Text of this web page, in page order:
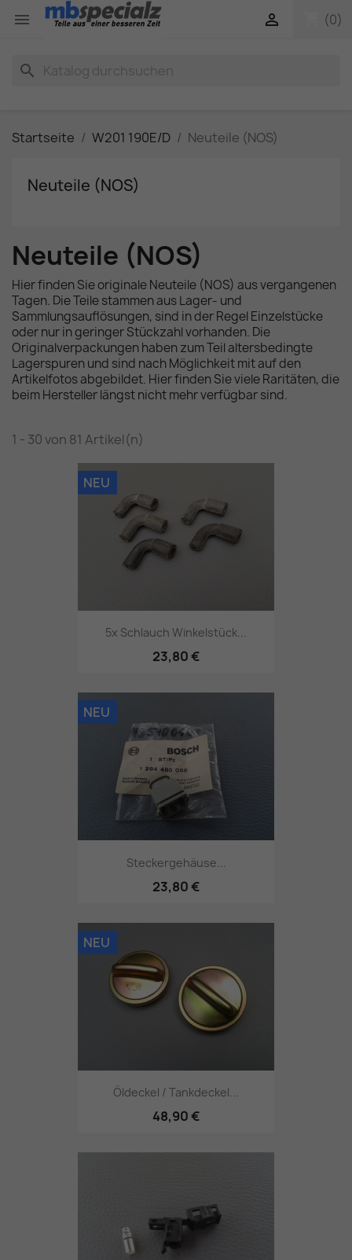
 (0)

search
Startseite W201 190E/D Neuteile (NOS)
Neuteile (NOS)
Neuteile (NOS)
Hier finden Sie originale Neuteile (NOS) aus vergangenen
Tagen. Die Teile stammen aus Lager- und
Sammlungsauflösungen, sind in der Regel Einzelstücke
oder nur in geringer Stückzahl vorhanden. Die
Originalverpackungen haben zum Teil altersbedingte
Lagerspuren und sind nach Möglichkeit mit auf den
Artikelfotos abgebildet. Hier finden Sie viele Raritäten, die
beim Hersteller längst nicht mehr verfügbar sind.
1 - 30 von 81 Artikel(n)
5x Schlauch Winkelstück...
23,80 €
NEU
Steckergehäuse...
23,80 €
NEU
Öldeckel / Tankdeckel...
48,90 €
NEU